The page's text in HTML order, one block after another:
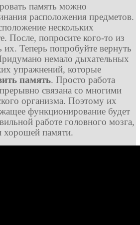
память можно
расположения предметов.
нескольких
После, попросите кого-то из
их. Теперь попробуйте вернуть
немало дыхательных
упражнений, которые
память. Просто работа
связана со многими
организма. Поэтому их
функционирование будет
работе головного мозга,
хорошей памяти.